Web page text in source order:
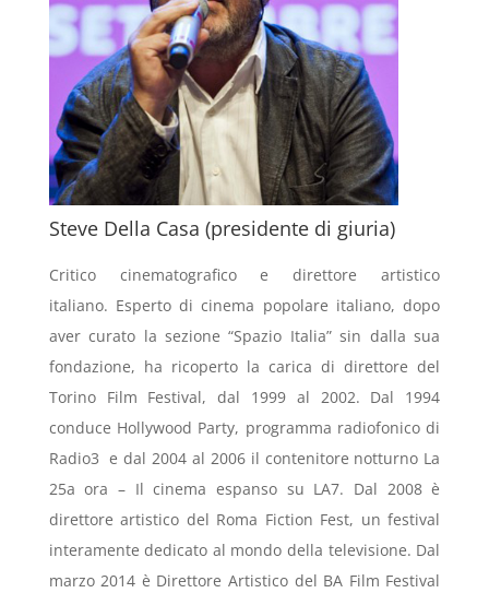
Steve Della Casa (presidente di giuria)
Critico cinematografico e direttore artistico
italiano. Esperto di cinema popolare italiano, dopo
aver curato la sezione “Spazio Italia” sin dalla sua
fondazione, ha ricoperto la carica di direttore del
Torino Film Festival, dal 1999 al 2002. Dal 1994
conduce Hollywood Party, programma radiofonico di
Radio3 e dal 2004 al 2006 il contenitore notturno La
25a ora – Il cinema espanso su LA7. Dal 2008 è
direttore artistico del Roma Fiction Fest, un festival
interamente dedicato al mondo della televisione. Dal
marzo 2014 è Direttore Artistico del BA Film Festival